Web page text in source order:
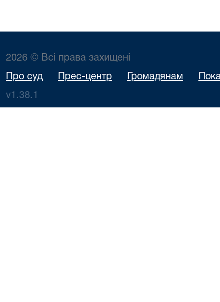
2026 © Всі права захищені
Про суд Прес-центр Громадянам
v1.38.1